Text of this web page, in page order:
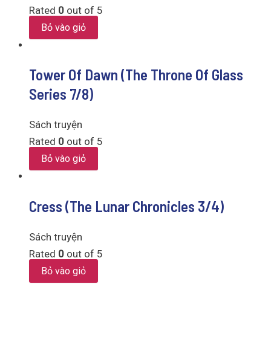
Rated 0 out of 5
Bỏ vào giỏ
Tower Of Dawn (The Throne Of Glass
Series 7/8)
Sách truyện
Rated 0 out of 5
Bỏ vào giỏ
Cress (The Lunar Chronicles 3/4)
Sách truyện
Rated 0 out of 5
Bỏ vào giỏ